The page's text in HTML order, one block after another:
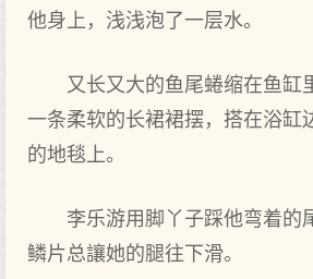
他身上，浅浅泡了一层水。
又长又大的鱼尾蜷缩在鱼缸
一条柔软的长裙裙摆，搭在浴缸
的地毯上。
李乐游用脚丫子踩他弯着的
鳞片总讓她的腿往下滑。